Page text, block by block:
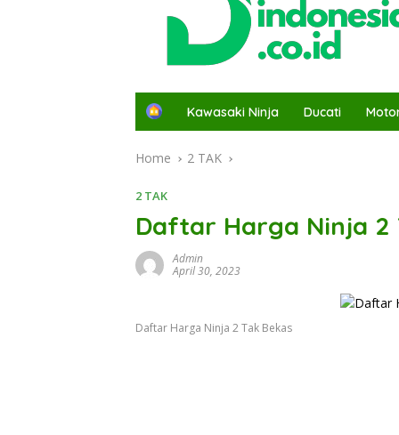
H
e
Kawasaki Ninja Ducati
Home 2 TAK
2 TAK
Daftar Harga Ninja 2
Admin
April 30, 2023
Daftar Harga Ninja 2 Tak Bekas